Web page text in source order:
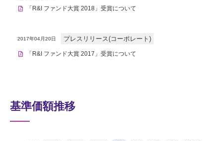
「R&I ファンド大賞 2018」受賞について
2017年04月20日 プレスリリース(コーポレート)
「R&I ファンド大賞 2017」受賞について
基準価額推移